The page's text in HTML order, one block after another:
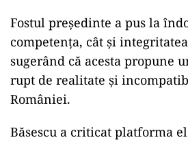
Fostul președinte a pus la
competența, cât și
sugerând că acesta propune
rupt de realitate și
României.
Băsescu a criticat platforma